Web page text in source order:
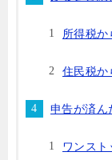
所得税か
住民税か
申告が済ん
ワンスト